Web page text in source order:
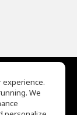
experience.
We